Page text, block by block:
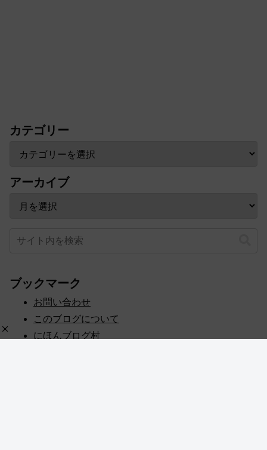
カテゴリー
アーカイブ
ブックマーク
お問い合わせ
このブログについて
にほんブログ村